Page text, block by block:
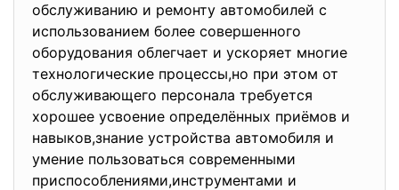
обслуживанию и ремонту автомобилей с
использованием более совершенного
оборудования облегчает и ускоряет многие
технологические процессы,но при этом от
обслуживающего персонала требуется
хорошее усвоение определённых приёмов и
навыков,знание устройства автомобиля и
умение пользоваться современными
приспособлениями,инструментами и